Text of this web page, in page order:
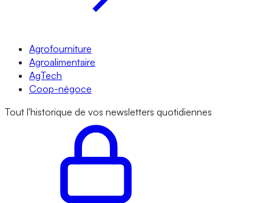
Agrofourniture
Agroalimentaire
AgTech
Coop-négoce
Tout l'historique de vos newsletters quotidiennes